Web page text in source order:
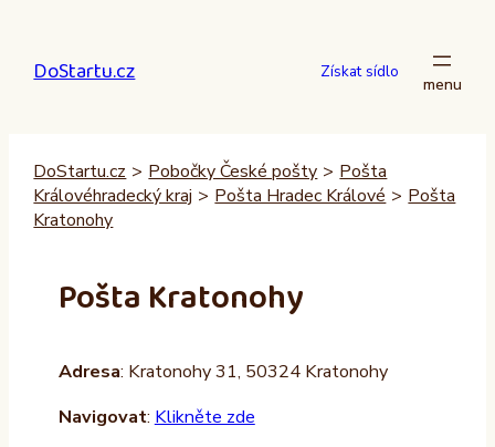
obsah
DoStartu.cz Získat sídlo
DoStartu.cz > Pobočky České pošty > Pošta
Královéhradecký kraj > Pošta Hradec Králové > Pošta
Kratonohy
Pošta Kratonohy
Adresa: Kratonohy 31, 50324 Kratonohy
Navigovat: Klikněte zde